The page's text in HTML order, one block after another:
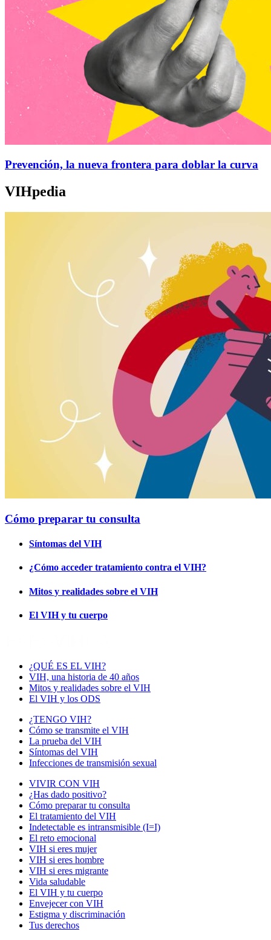
Prevención, la nueva frontera para doblar la curva
VIHpedia
Cómo preparar tu consulta
Síntomas del VIH
¿Cómo acceder tratamiento contra el VIH?
Mitos y realidades sobre el VIH
El VIH y tu cuerpo
¿QUÉ ES EL VIH?
VIH, una historia de 40 años
Mitos y realidades sobre el VIH
El VIH y los ODS
¿TENGO VIH?
Cómo se transmite el VIH
La prueba del VIH
Síntomas del VIH
Infecciones de transmisión sexual
VIVIR CON VIH
¿Has dado positivo?
Cómo preparar tu consulta
El tratamiento del VIH
Indetectable es intransmisible (I=I)
El reto emocional
VIH si eres mujer
VIH si eres hombre
VIH si eres migrante
Vida saludable
El VIH y tu cuerpo
Envejecer con VIH
Estigma y discriminación
Tus derechos